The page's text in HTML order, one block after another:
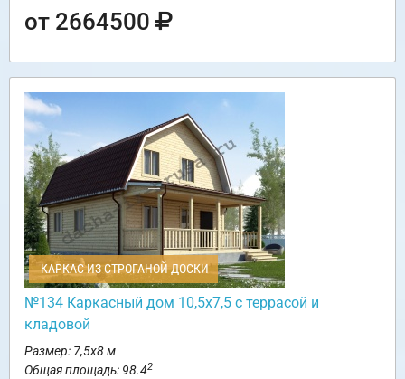
от 2664500
КАРКАС ИЗ СТРОГАНОЙ ДОСКИ
№134 Каркасный дом 10,5х7,5 с террасой и
кладовой
Размер: 7,5х8 м
Общая площадь: 98.42